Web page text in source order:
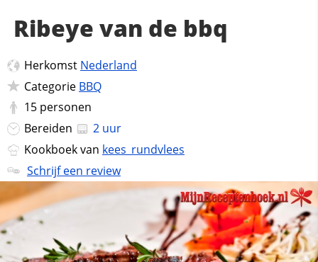
Ribeye van de bbq
Herkomst Nederland
Categorie BBQ
15 personen
Bereiden
2 uur
Kookboek van kees_rundvlees
Schrijf een review